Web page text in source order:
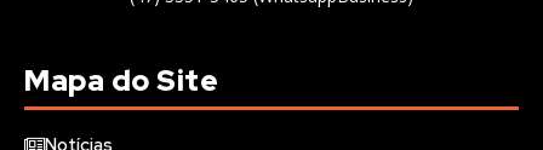
Mapa do Site